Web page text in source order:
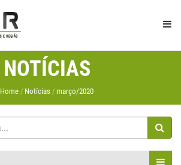
NOTÍCIAS
Home Notícias março/2020